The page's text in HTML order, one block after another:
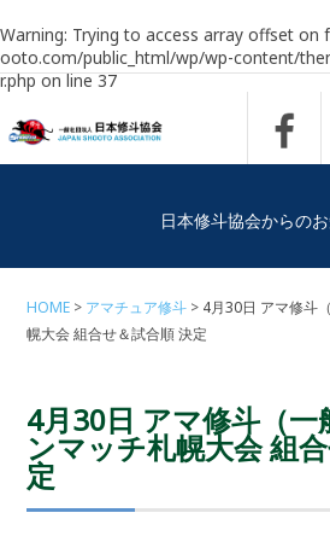
Warning: Trying to access array offset on
ooto.com/public_html/wp/wp-content/
r.phpon line37
日本修斗協会からの
HOME アマチュア修斗
4月30日 アマ修斗
幌大会 組合せ＆試合順 決定
4月30日 アマ修斗（一
ンマッチ札幌大会 組
定